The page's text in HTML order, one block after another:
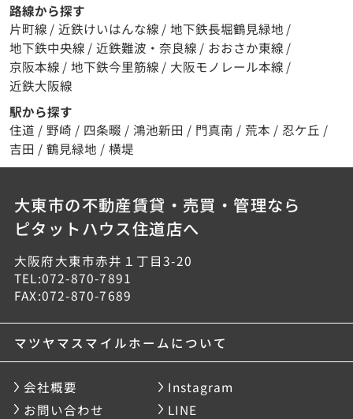
路線から探す
片町線 / 近鉄けいはんな線 / 地下鉄長堀鶴見緑地 /
地下鉄中央線 / 近鉄難波・奈良線 / おおさか東線 /
京阪本線 / 地下鉄今里筋線 / 大阪モノレール本線 /
近鉄大阪線
駅から探す
住道 / 野崎 / 四条畷 / 鴻池新田 / 門真南 / 荒本 / 忍ケ丘 /
吉田 / 鶴見緑地 / 横堤
大東市の不動産賃貸・売買・管理なら
ピタットハウス住道店へ
大阪府大東市赤井１丁目3-20
TEL:072-870-7891
FAX:072-870-7689
マツヤマスマイルホームについて
会社概要
Instagram
お問い合わせ
LINE